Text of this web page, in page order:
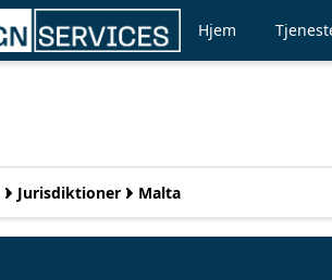
Hjem
Jurisdiktioner Malta